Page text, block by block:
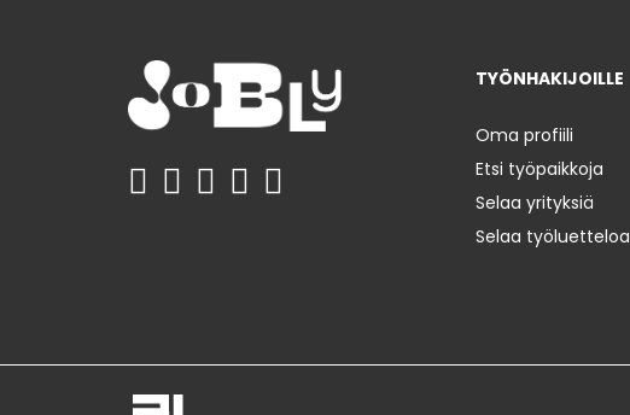
TYÖNHAKIJOILLE
Oma profiili
Etsi työpaikkoja
Selaa yrityksiä
Selaa työluetteloa